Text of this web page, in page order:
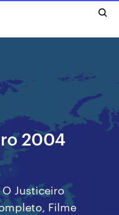
2004
Justiceiro
Filme